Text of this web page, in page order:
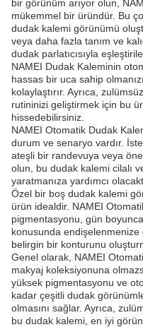
bir görünüm arıyor olun,
mükemmel bir üründür. Bu
dudak kalemi görünümü
veya daha fazla tanım ve
dudak parlatıcısıyla
NAMEI Dudak Kaleminin
hassas bir uca sahip
kolaylaştırır. Ayrıca,
rutininizi geliştirmek için bu
hissedebilirsiniz.
NAMEI Otomatik Dudak
durum ve senaryo vardır.
ateşli bir randevuya veya
olun, bu dudak kalemi cilalı
yaratmanıza yardımcı
Özel bir boş dudak kalemi
ürün idealdir. NAMEI
pigmentasyonu, gün
konusunda endişelenmenize
belirgin bir konturunu
Genel olarak, NAMEI
makyaj koleksiyonuna
yüksek pigmentasyonu ve
kadar çeşitli dudak
olmasını sağlar. Ayrıca,
bu dudak kalemi, en iyi